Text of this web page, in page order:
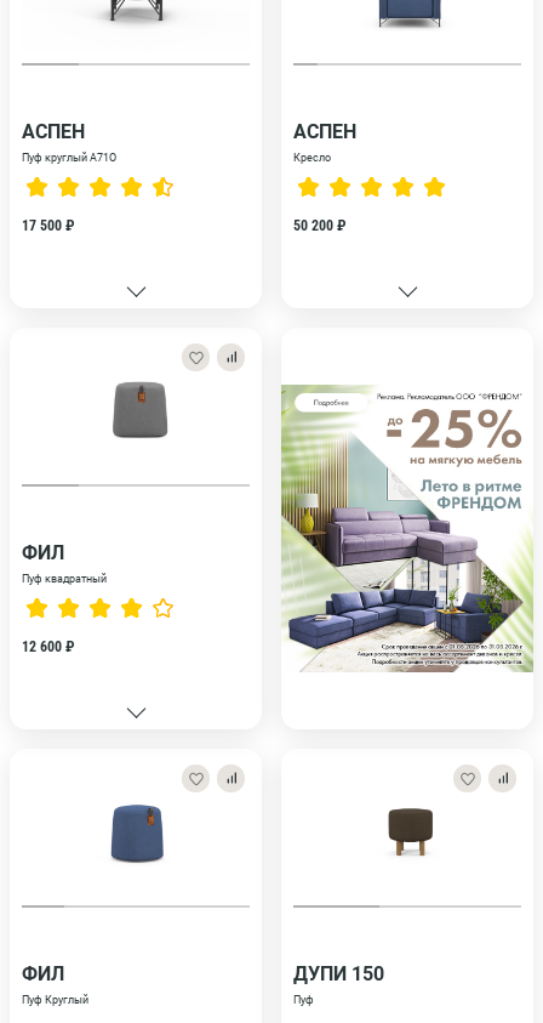
АСПЕН
Пуф круглый A71O
17 500 ₽
АСПЕН
Кресло
50 200 ₽
ФИЛ
Пуф квадратный
12 600 ₽
ФИЛ
Пуф Круглый
ДУПИ 150
Пуф